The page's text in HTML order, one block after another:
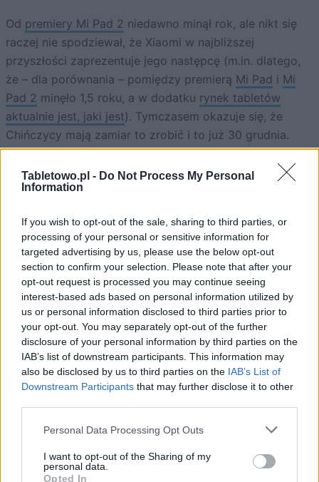
Tabletowo.pl - Do Not Process My Personal
Information
If you wish to opt-out of the sale, sharing to third parties, or
processing of your personal or sensitive information for
targeted advertising by us, please use the below opt-out
section to confirm your selection. Please note that after your
opt-out request is processed you may continue seeing
interest-based ads based on personal information utilized by
us or personal information disclosed to third parties prior to
your opt-out. You may separately opt-out of the further
disclosure of your personal information by third parties on the
IAB’s list of downstream participants. This information may
also be disclosed by us to third parties on the IAB’s List of
Downstream Participants that may further disclose it to other
Please note that this website/app uses one or more Google
not limited to your visit or usage behaviour. You may click to
grant or deny consent to Google and its third-party tags to
Personal Data Processing Opt Outs
I want to opt-out of the Sharing of my
personal data.
Opted In
Od premiery Mi Pad 2 niedawno minął rok, ale nikt się
raczej nie spodziewał, że Xiaomi w najbliższej
przyszłości zaprezentuje jego następcę (m.in. dlatego,
że – dla porównania – pomiędzy premierą Mi Pad i Mi
Pad 2 minęło 1,5 roku, a w dodatku rynek tabletów
aktualnie jest, jaki jest). Tymczasem okazuje się, że
Chińczycy mają zamiar to zrobić i to już 30 grudnia.
Mi Pad 3 wyposażono w 9,7-calowy wyświetlacz o
rozdzielczości 2048×1536 (wMi Pad 2ekran ma 7,9
7Y30 2,6 GHz ze zintegrowanym układem
graficznym Intel HD Graphics 615, 8GB RAM, 128GB lub
256GB pamięci wewnętrznej (brak informacji o
możliwości rozszerzenia) oraz aparaty: 16 Mpix z
podwójną diodą doświetlającą na tyle i 8 Mpix na
przodzie.